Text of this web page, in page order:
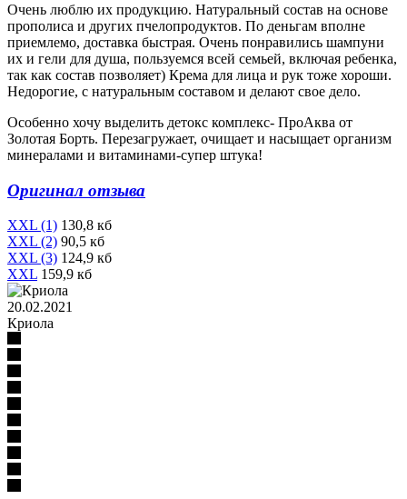
Очень люблю их продукцию. Натуральный состав на основе
прополиса и других пчелопродуктов. По деньгам вполне
приемлемо, доставка быстрая. Очень понравились шампуни
их и гели для душа, пользуемся всей семьей, включая ребенка,
так как состав позволяет) Крема для лица и рук тоже хороши.
Недорогие, с натуральным составом и делают свое дело.
Особенно хочу выделить детокс комплекс- ПроАква от
Золотая Борть. Перезагружает, очищает и насыщает организм
минералами и витаминами-супер штука!
Оригинал отзыва
XXL (1) 130,8 кб
XXL (2) 90,5 кб
XXL (3) 124,9 кб
XXL 159,9 кб
20.02.2021
Криола